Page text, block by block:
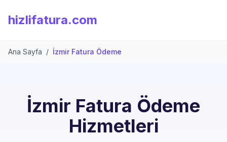
hizlifatura.com
Ana Sayfa / İzmir Fatura Ödeme
İzmir Fatura Ödeme
Hizmetleri